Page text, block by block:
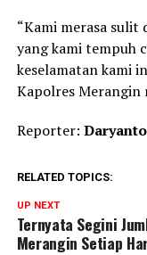
“Kami merasa
yang kami tempuh
keselamatan kami
Kapolres Merangin
Reporter: Daryanto
RELATED TOPICS:
UP NEXT
Ternyata Segini
Merangin Setiap